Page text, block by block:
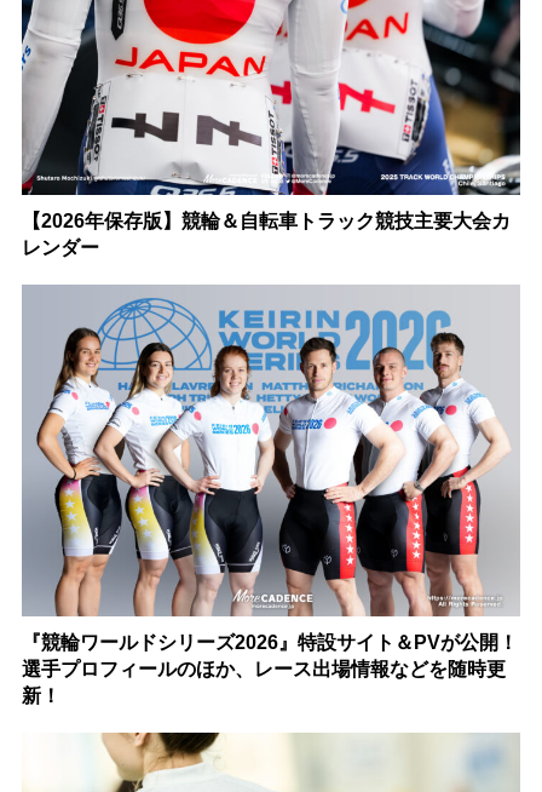
【2026年保存版】競輪＆自転車トラック競技主要大会カ
レンダー
『競輪ワールドシリーズ2026』特設サイト＆PVが公開！
選手プロフィールのほか、レース出場情報などを随時更
新！